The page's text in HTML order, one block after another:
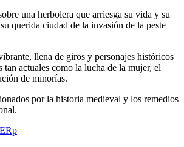
una herbolera que arriesga su vida y su
querida ciudad de la invasión de la peste
llena de giros y personajes históricos
tan actuales como la lucha de la mujer, el
de minorías.
por la historia medieval y los remedios